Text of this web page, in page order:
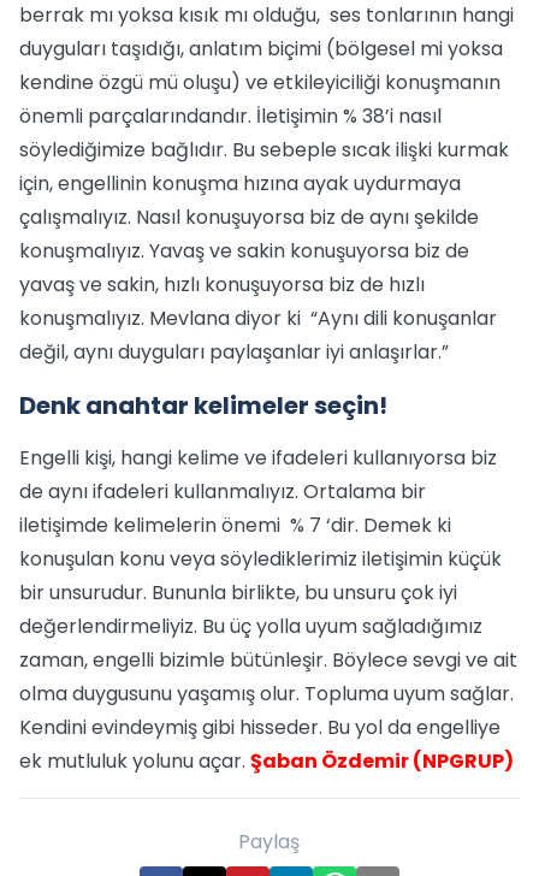
berrak mı yoksa kısık mı olduğu, ses tonlarının hangi
duyguları taşıdığı, anlatım biçimi (bölgesel mi yoksa
kendine özgü mü oluşu) ve etkileyiciliği konuşmanın
önemli parçalarındandır. İletişimin % 38’i nasıl
söylediğimize bağlıdır. Bu sebeple sıcak ilişki kurmak
için, engellinin konuşma hızına ayak uydurmaya
çalışmalıyız. Nasıl konuşuyorsa biz de aynı şekilde
konuşmalıyız. Yavaş ve sakin konuşuyorsa biz de
yavaş ve sakin, hızlı konuşuyorsa biz de hızlı
konuşmalıyız. Mevlana diyor ki “Aynı dili konuşanlar
değil, aynı duyguları paylaşanlar iyi anlaşırlar.”
Denk anahtar kelimeler seçin!
Engelli kişi, hangi kelime ve ifadeleri kullanıyorsa biz
de aynı ifadeleri kullanmalıyız. Ortalama bir
iletişimde kelimelerin önemi % 7 ‘dir. Demek ki
konuşulan konu veya söylediklerimiz iletişimin küçük
bir unsurudur. Bununla birlikte, bu unsuru çok iyi
değerlendirmeliyiz. Bu üç yolla uyum sağladığımız
zaman, engelli bizimle bütünleşir. Böylece sevgi ve ait
olma duygusunu yaşamış olur. Topluma uyum sağlar.
Kendini evindeymiş gibi hisseder. Bu yol da engelliye
ek mutluluk yolunu açar. Şaban Özdemir (NPGRUP)
Paylaş